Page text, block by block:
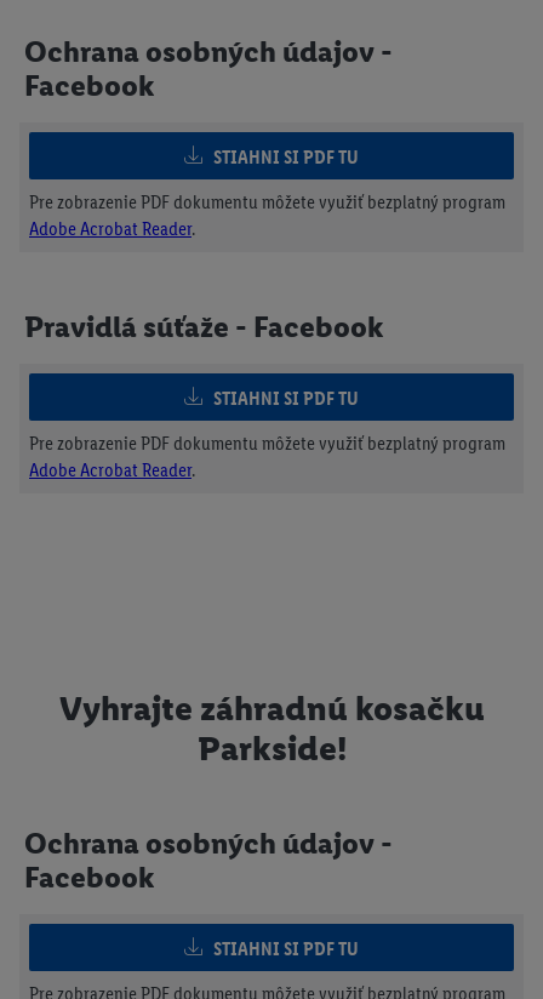
Ochrana osobných údajov -
Facebook
STIAHNI SI PDF TU
Pre zobrazenie PDF dokumentu môžete využiť bezplatný program
Adobe Acrobat Reader.
Pravidlá súťaže - Facebook
STIAHNI SI PDF TU
Pre zobrazenie PDF dokumentu môžete využiť bezplatný program
Adobe Acrobat Reader.
Vyhrajte záhradnú kosačku
Parkside!
Ochrana osobných údajov -
Facebook
STIAHNI SI PDF TU
Pre zobrazenie PDF dokumentu môžete využiť bezplatný program